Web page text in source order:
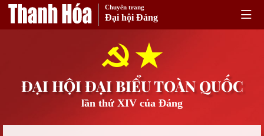
Chuyên trang
Đại hội Đảng
ĐẠI HỘI ĐẠI BIỂU TOÀN QUỐC
lần thứ XIV của Đảng